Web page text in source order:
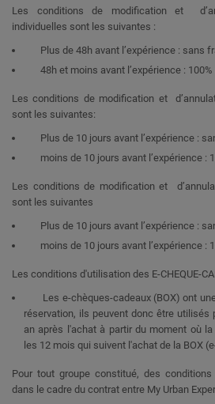
Les conditions de modification et
individuelles sont les suivantes :
Plus de 48h avant l’expérience : sans
48h et moins avant l’expérience :
Les conditions de modification et
sont les suivantes:
Plus de 10 jours avant l’expérience :
moins de 10 jours avant l’expérience :
Les conditions de modification et
sont les suivantes
Plus de 10 jours avant l’expérience :
moins de 10 jours avant l’expérience :
Les conditions d'utilisation des E-CHEQUE-
Les e-chèques-cadeaux (BOX) ont
réservation, ils peuvent donc être utilisés
an après l'achat à partir du moment où
les 12 mois qui suivent l'achat de la BOX
Pour tout groupe constitué, des
dans le cadre du contrat entre My Urban